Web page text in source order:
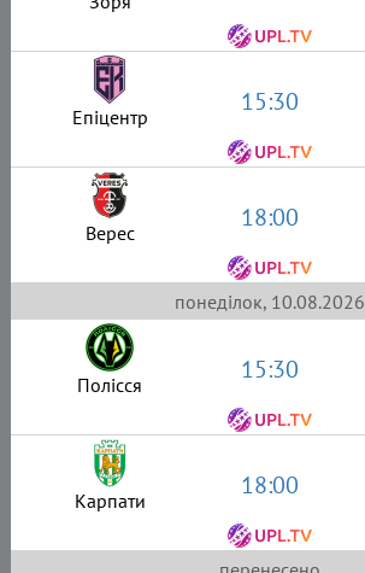
Епіцентр 15:30
Верес 18:00
понеділок, 10.08.2026
Полісся 15:30
Карпати 18:00